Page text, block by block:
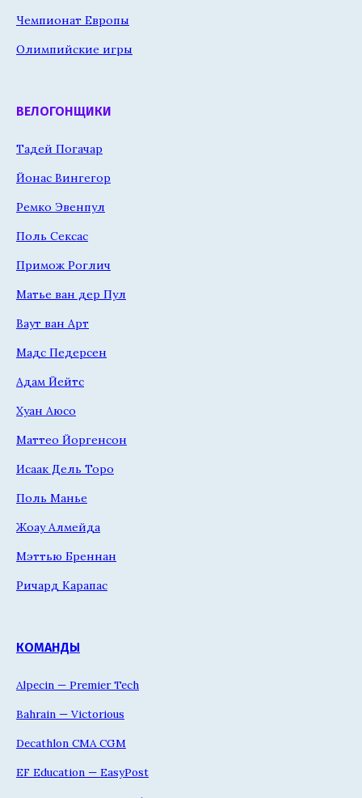
Чемпионат Европы
Олимпийские игры
ВЕЛОГОНЩИКИ
Тадей Погачар
Йонас Вингегор
Ремко Эвенпул
Поль Сексас
Примож Роглич
Матье ван дер Пул
Ваут ван Арт
Мадс Педерсен
Адам Йейтс
Хуан Аюсо
Маттео Йоргенсон
Исаак Дель Торо
Поль Манье
Жоау Алмейда
Мэттью Бреннан
Ричард Карапас
КОМАНДЫ
Alpecin — Premier Tech
Bahrain — Victorious
Decathlon CMA CGM
EF Education — EasyPost